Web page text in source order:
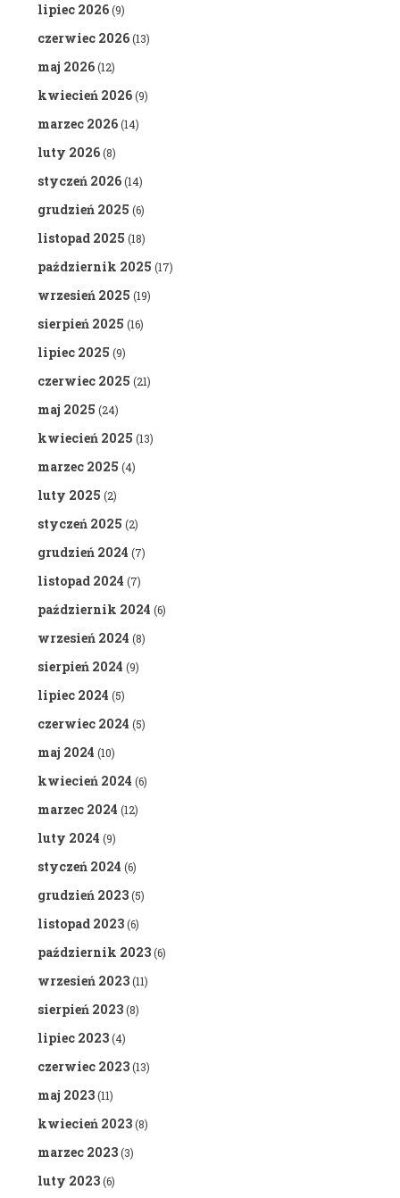
lipiec 2026(9)
czerwiec 2026(13)
maj 2026(12)
kwiecień 2026(9)
marzec 2026(14)
luty 2026(8)
styczeń 2026(14)
grudzień 2025 (6)
listopad 2025 (18)
październik 2025 (17)
wrzesień 2025 (19)
sierpień 2025 (16)
lipiec 2025 (9)
czerwiec 2025 (21)
maj 2025 (24)
kwiecień 2025 (13)
marzec 2025 (4)
luty 2025 (2)
styczeń 2025 (2)
grudzień 2024 (7)
listopad 2024 (7)
październik 2024 (6)
wrzesień 2024 (8)
sierpień 2024 (9)
lipiec 2024 (5)
czerwiec 2024 (5)
maj 2024 (10)
kwiecień 2024 (6)
marzec 2024 (12)
luty 2024 (9)
styczeń 2024 (6)
grudzień 2023(5)
listopad 2023(6)
październik 2023(6)
wrzesień 2023(11)
sierpień 2023(8)
lipiec 2023(4)
czerwiec 2023(13)
maj 2023(11)
kwiecień 2023(8)
marzec 2023(3)
luty 2023(6)